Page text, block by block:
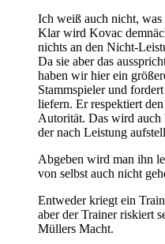
Ich weiß auch nicht,
Klar wird Kovac
nichts an den Nicht-
Da sie aber das
haben wir hier ein
Stammspieler und
liefern. Er respektiert
Autorität. Das wird auch
der nach Leistung
Abgeben wird man ihn
von selbst auch nicht
Entweder kriegt ein
aber der Trainer riskiert
Müllers Macht.